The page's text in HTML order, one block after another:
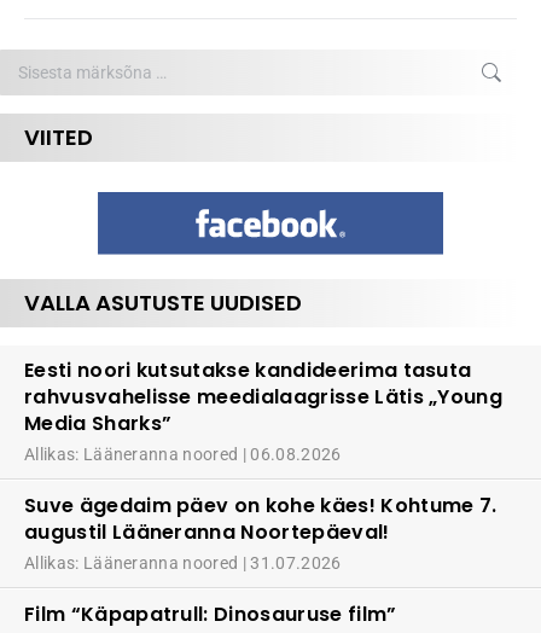
VIITED
VALLA ASUTUSTE UUDISED
Eesti noori kutsutakse kandideerima tasuta
rahvusvahelisse meedialaagrisse Lätis „Young
Media Sharks”
Allikas: Lääneranna noored 06.08.2026
Suve ägedaim päev on kohe käes! Kohtume 7.
augustil Lääneranna Noortepäeval!
Allikas: Lääneranna noored 31.07.2026
Film “Käpapatrull: Dinosauruse film”